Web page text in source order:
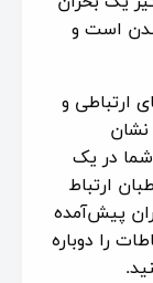
است و
ارتباطی و
نشان
در یک
ارتباط
پیش‌آمده
را دوباره